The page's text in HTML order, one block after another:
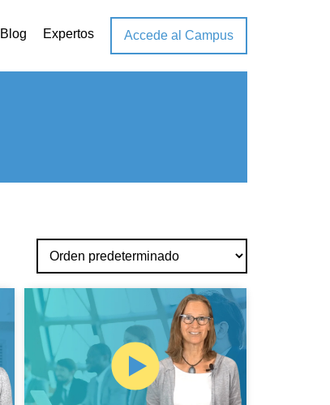
Blog Expertos Accede al Campus